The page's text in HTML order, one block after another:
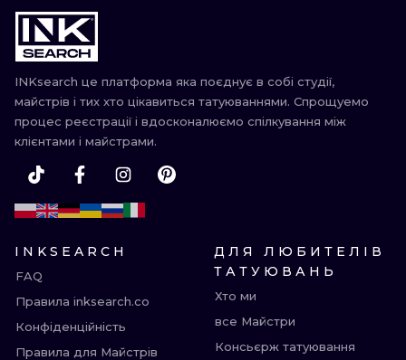
INKsearch це платформа яка поєднує в собі студії,
майстрів і тих хто цікавиться татуюваннями. Спрощуемо
процес реєстрації і вдосконалюємо спілкування між
клієнтами і майстрами.
INKSEARCH
FAQ
Правила inksearch.co
Конфіденційність
Правила для Майстрів
ДЛЯ ЛЮБИТЕЛІВ
ТАТУЮВАНЬ
Хто ми
все Майстри
Консьєрж татуювання